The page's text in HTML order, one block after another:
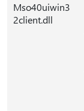
Mso40uiwin3
2client.dll